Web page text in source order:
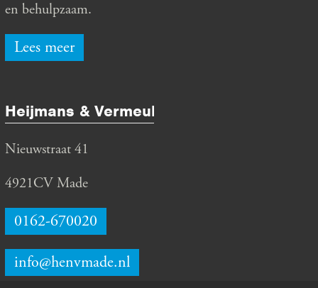
en behulpzaam.
Lees meer
Heijmans & Vermeulen
Nieuwstraat 41
4921CV Made
0162-670020
info@henvmade.nl